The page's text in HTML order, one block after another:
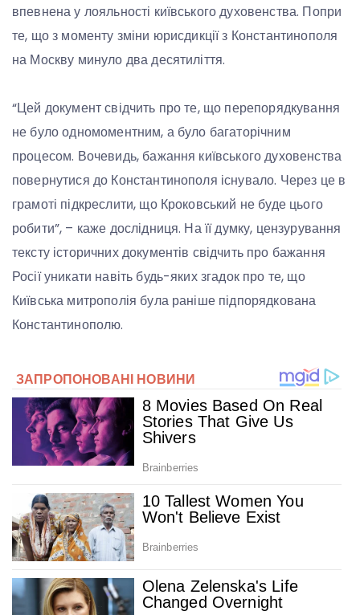
впевнена у лояльності київського духовенства. Попри
те, що з моменту зміни юрисдикції з Константинополя
на Москву минуло два десятиліття.
“Цей документ свідчить про те, що перепорядкування
не було одномоментним, а було багаторічним
процесом. Вочевидь, бажання київського духовенства
повернутися до Константинополя існувало. Через це в
грамоті підкреслити, що Кроковський не буде цього
робити”, – каже дослідниця. На її думку, цензурування
тексту історичних документів свідчить про бажання
Росії уникати навіть будь-яких згадок про те, що
Київська митрополія була раніше підпорядкована
Константинополю.